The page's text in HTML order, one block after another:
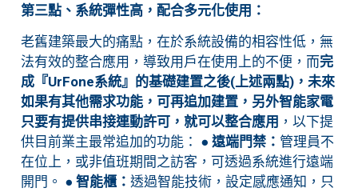
第三點、 系統彈性高，配合多元化使用：
老舊建築最大的痛點，在於系統設備的相容性低，無
法有效的整合應用，導致用戶在使用上的不便，而完
成『UrFone系統』的基礎建置之後(上述兩點)，未來
如果有其他需求功能，可再追加建置，另外智能家電
只要有提供串接連動許可，就可以整合應用 ，以下提
供目前業主最常追加的功能： ● 遠端門禁： 管理員不
在位上，或非值班期間之訪客，可透過系統進行遠端
開門。 ● 智能櫃： 透過智能技術，設定感應通知，只